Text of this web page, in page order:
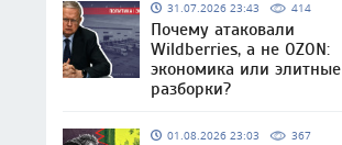
31.07.2026 23:43 414
Почему атаковали
Wildberries, а не OZON:
экономика или элитные
разборки?
01.08.2026 23:03 367